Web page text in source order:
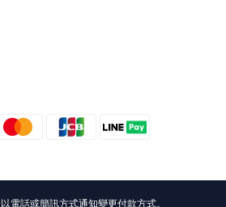
電話或簡訊方式通知變更付款方式。